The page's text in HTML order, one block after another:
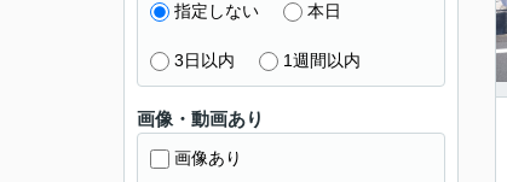
指定しない 本日
3日以内 1週間以内
画像・動画あり
画像あり